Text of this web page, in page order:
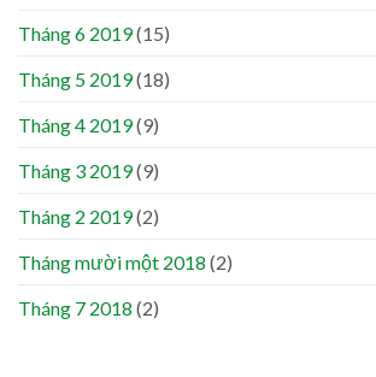
Tháng 6 2019(15)
Tháng 5 2019(18)
Tháng 4 2019(9)
Tháng 3 2019(9)
Tháng 2 2019(2)
Tháng mười một 2018 (2)
Tháng 7 2018 (2)